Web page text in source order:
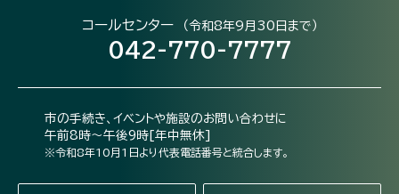
コールセンター （令和8年9月30日まで）
042-770-7777
市の手続き、イベントや施設のお問い合わせに
午前8時～午後9時[年中無休]
※令和8年10月1日より代表電話番号と統合します。